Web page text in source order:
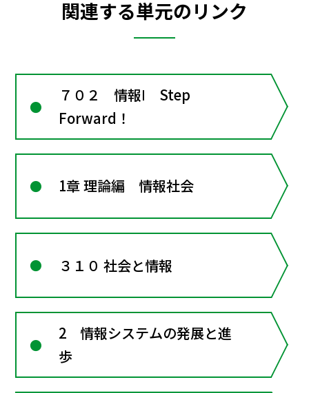
関連する単元のリンク
７０２ 情報Ⅰ Step
Forward！
1章 理論編 情報社会
３１０ 社会と情報
2 情報システムの発展と進
歩